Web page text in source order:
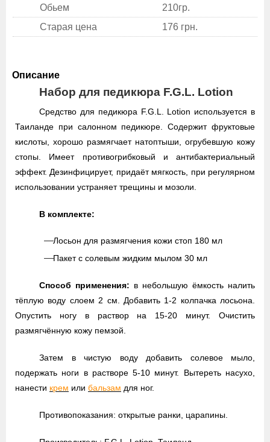
Обьем
210гр.
Старая цена
176 грн.
Описание
Набор для педикюра F.G.L. Lotion
Средство для педикюра F.G.L. Lotion используется в
Таиланде при салонном педикюре. Содержит фруктовые
кислоты, хорошо размягчает натоптыши, огрубевшую кожу
стопы. Имеет противогрибковый и антибактериальный
эффект. Дезинфицирует, придаёт мягкость, при регулярном
использовании устраняет трещины и мозоли.
В комплекте:
Лосьон для размягчения кожи стоп 180 мл
Пакет с солевым жидким мылом 30 мл
Способ применения: в небольшую ёмкость налить
тёплую воду слоем 2 см. Добавить 1-2 колпачка лосьона.
Опустить ногу в раствор на 15-20 минут. Очистить
размягчённую кожу пемзой.
Затем в чистую воду добавить солевое мыло,
подержать ноги в растворе 5-10 минут. Вытереть насухо,
нанести крем или бальзам для ног.
Противопоказания: открытые ранки, царапины.